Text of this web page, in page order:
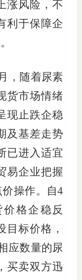
行业党
会员动
文化建
普法宣
境内外
国际交
图片新
媒体看
涨风险，不
利于保障企
随着尿素
货市场情绪
现止跌企稳
及基差走势
已进入适宜
易企业把握
操作。自4
格企稳反
目标价格，
应数量的尿
买卖双方迅